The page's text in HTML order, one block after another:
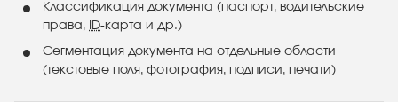
Классификация документа (паспорт, водительские
права,
ID-карта и др.)
Сегментация документа на отдельные области
(текстовые поля, фотография, подписи, печати)